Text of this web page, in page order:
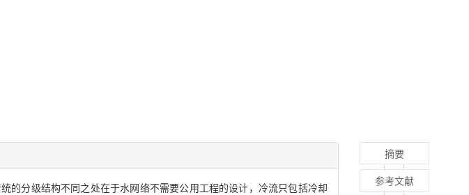
的分级结构不同之处在于水网络不需要公用工程的设计，冷流只包括冷却
摘要
参考文献